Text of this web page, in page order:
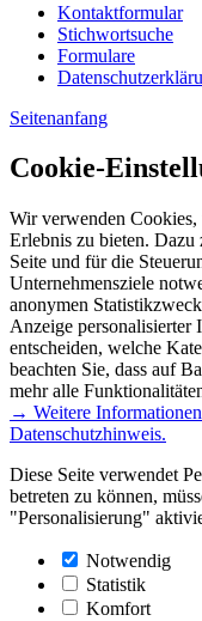
Kontaktformular
Stichwortsuche
Formulare
Seitenanfang
Cookie-
Wir verwenden Cookies,
Erlebnis zu bieten.
Seite und für die
Unternehmensziele
anonymen
Anzeige personalisierter
entscheiden, welche
beachten Sie, dass auf
mehr alle
→ Weitere
Datenschutzhinweis.
Diese Seite verwendet
betreten zu können,
"Personalisierung"
Notwendig
Statistik
Komfort